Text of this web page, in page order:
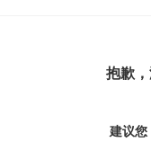
抱歉
建议您